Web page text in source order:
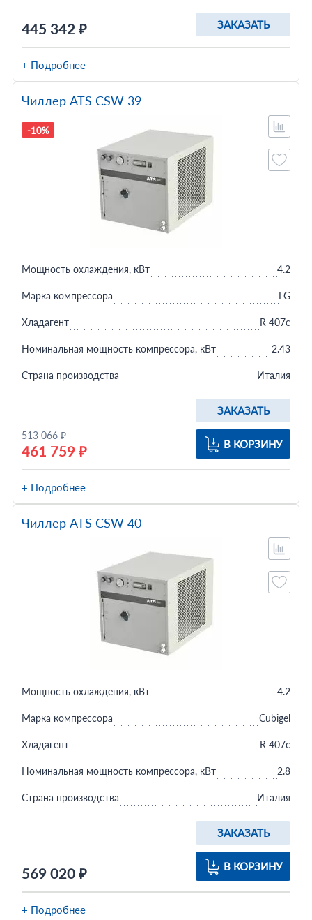
445 342 ₽ ЗАКАЗАТЬ
+ Подробнее
Чиллер ATS CSW 39
-10%
513 066 ₽
461 759 ₽
ЗАКАЗАТЬ
В КОРЗИНУ
Мощность охлаждения, кВт 4.2
Марка компрессора LG
Хладагент R 407c
Номинальная мощность компрессора, кВт 2.43
Страна производства Италия
+ Подробнее
Чиллер ATS CSW 40
569 020 ₽
ЗАКАЗАТЬ
В КОРЗИНУ
Мощность охлаждения, кВт 4.2
Марка компрессора Cubigel
Хладагент R 407c
Номинальная мощность компрессора, кВт 2.8
Страна производства Италия
+ Подробнее